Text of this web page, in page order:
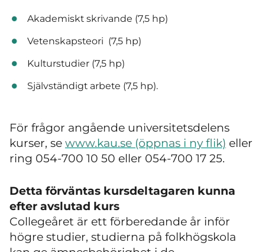
Akademiskt skrivande (7,5 hp)
Vetenskapsteori (7,5 hp)
Kulturstudier (7,5 hp)
Självständigt arbete (7,5 hp).
För frågor angående universitetsdelens
kurser, se www.kau.se (öppnas i ny flik) eller
ring 054-700 10 50 eller 054-700 17 25.
Detta förväntas kursdeltagaren kunna
efter avslutad kurs
Collegeåret är ett förberedande år inför
högre studier, studierna på folkhögskola